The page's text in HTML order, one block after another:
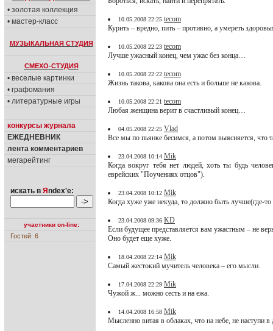
• золотая коллекция
• мастер-класс
МУЗЫКАЛЬНАЯ СТУДИЯ
СМЕХО-СТУДИЯ
• веселые картинки
• графомания
• литературные игры
конкурсы журнала
ЕЖЕДНЕВНИК
лента комментариев
мегарейтинг
искать в Я ndex'е:
участники on-line:
Гостей: 6
10.05.2008 22:25 tecom
Курить – вредно, пить – противно, а умереть
10.05.2008 22:23 tecom
Лучше ужасный конец, чем ужас без конца…
10.05.2008 22:22 tecom
Жизнь такова, какова она есть и больше не какова.
10.05.2008 22:21 tecom
Любая женщина верит в счастливый конец…
04.05.2008 22:25 Vlad
Все мы по пьянке бесимся, а потом выясняется, что
23.04.2008 10:14 Mik
Когда вокруг тебя нет людей, хоть ты будь
еврейских "Поучениях отцов").
23.04.2008 10:12 Mik
Когда хуже уже некуда, то должно быть лучше(где-
23.04.2008 09:36 KD
Если будущее представляется вам ужастным – не
Оно будет еще хуже.
18.04.2008 22:14 Mik
Самый жестокий мучитель человека – его мысли.
17.04.2008 22:29 Mik
Чужой ж... можно сесть и на ежа.
14.04.2008 16:58 Mik
Мысленно витая в облаках, что на небе, не наступи в